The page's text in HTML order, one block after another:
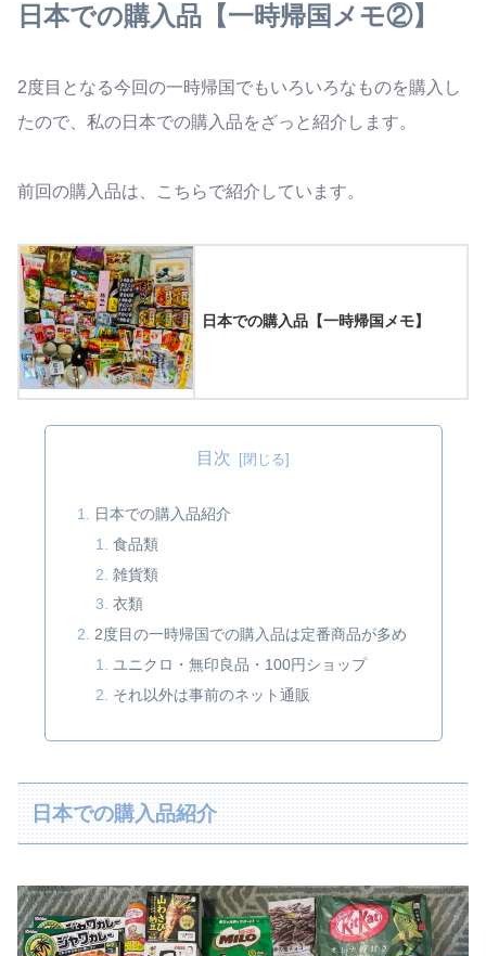
日本での購入品【一時帰国メモ②】
2度目となる今回の一時帰国でもいろいろなものを購入し
たので、私の日本での購入品をざっと紹介します。
前回の購入品は、こちらで紹介しています。
日本での購入品【一時帰国メモ】
目次
日本での購入品紹介
食品類
雑貨類
衣類
2度目の一時帰国での購入品は定番商品が多め
ユニクロ・無印良品・100円ショップ
それ以外は事前のネット通販
日本での購入品紹介